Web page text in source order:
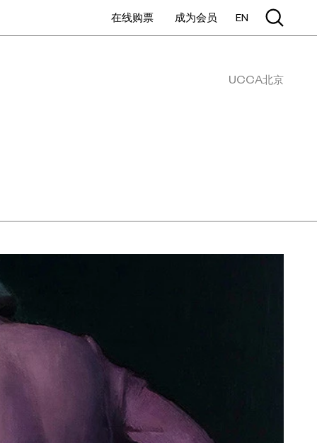
在线购票 成为会员 EN
UCCA北京